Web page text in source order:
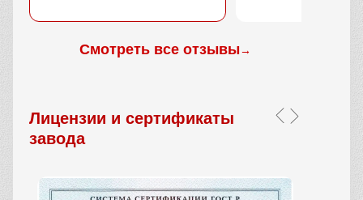
Смотреть все отзывы→
Лицензии и сертификаты
завода